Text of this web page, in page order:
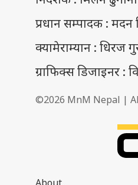
प्रधान सम्पादक : मदन
क्यामेराम्यान : धिरज
ग्राफिक्स डिजाइनर :
©2026 MnM Nepal |